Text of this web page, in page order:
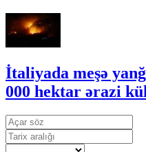
İtaliyada meşə
000 hektar ərazi